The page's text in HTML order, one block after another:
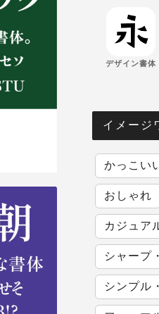
デザイン書体
イメージ
かっこい
おしゃれ
カジュア
シャープ
シンプル